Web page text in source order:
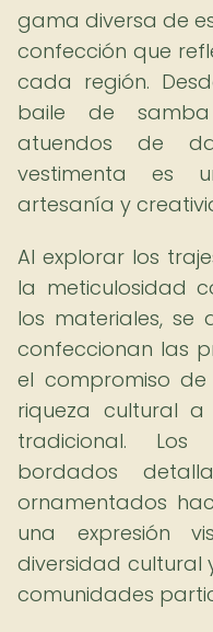
gama diversa de
confección que
cada región.
baile de
atuendos de
vestimenta es
artesanía y
Al explorar los
la meticulosidad
los materiales, se
confeccionan las
el compromiso
riqueza cultural
tradicional.
bordados
ornamentados
una expresión
diversidad cultural
comunidades